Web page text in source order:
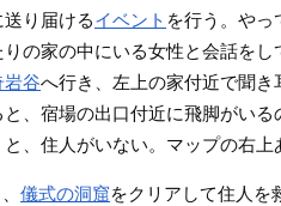
送り届けるイベント を行う。やっ
の家の中にいる女性と会話をし
岩谷へ行き、左上の家付近で聞
と、宿場の出口付近に飛脚がい
と、住人がいない。マップの右上
儀式の洞窟をクリアして住人を